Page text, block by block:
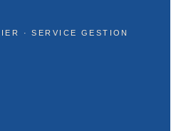
· SERVICE GESTION